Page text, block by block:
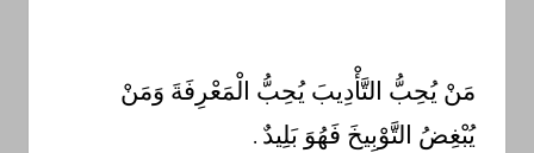
مَنْ يُحِبُّ التَّأْدِيبَ يُحِبُّ الْمَعْرِفَةَ وَمَنْ
يُبْغِضُ التَّوْبِيخَ فَهُوَ بَلِيدٌ .